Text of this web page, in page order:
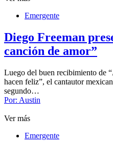
Emergente
Diego Freeman
canción de amor”
Luego del buen recibimiento de
hacen feliz”, el cantautor
segundo…
Por: Austin
Ver más
Emergente